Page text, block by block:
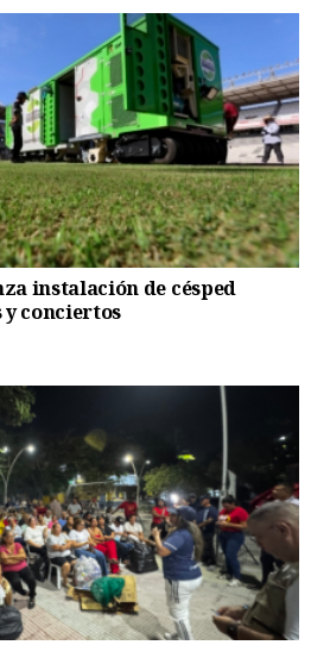
instalación de césped
conciertos